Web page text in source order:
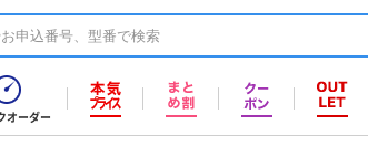
オーダー